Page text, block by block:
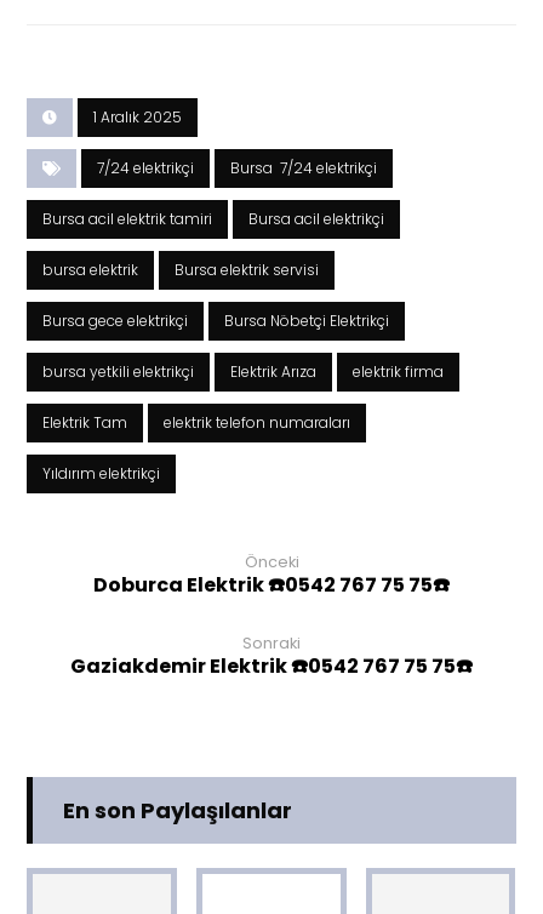
1 Aralık 2025
7/24 elektrikçi Bursa 7/24 elektrikçi
Bursa acil elektrik tamiri Bursa acil elektrikçi
bursa elektrik Bursa elektrik servisi
Bursa gece elektrikçi Bursa Nöbetçi Elektrikçi
bursa yetkili elektrikçi Elektrik Arıza elektrik firma
Elektrik Tam elektrik telefon numaraları
Yıldırım elektrikçi
Önceki
Doburca Elektrik ☎️0542 767 75 75☎️
Sonraki
Gaziakdemir Elektrik ☎️0542 767 75 75☎️
En son Paylaşılanlar